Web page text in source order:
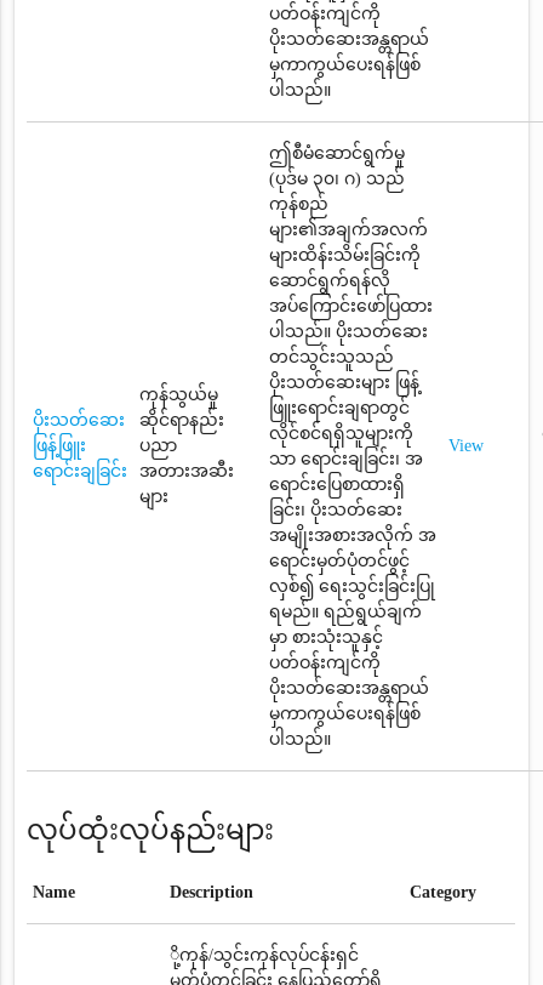
ပတ်ဝန်းကျင်ကို
ပိုးသတ်ဆေးအန္တရာယ်
မှကာကွယ်ပေးရန်ဖြစ်
ပါသည်။
ပိုးသတ်ဆေး
ဖြန့်ဖြူး
ရောင်းချခြင်း
ကုန်သွယ်မှု
ဆိုင်ရာနည်း
ပညာ
အတားအဆီး
များ
ဤစီမံဆောင်ရွက်မှု
(ပုဒ်မ ၃၀၊ ဂ) သည်
ကုန်စည်
များ၏အချက်အလက်
များထိန်းသိမ်းခြင်းကို
ဆောင်ရွက်ရန်လို
အပ်ကြောင်းဖော်ပြထား
ပါသည်။ ပိုးသတ်ဆေး
တင်သွင်းသူသည်
ပိုးသတ်ဆေးများ ဖြန့်
ဖြူးရောင်းချရာတွင်
လိုင်စင်ရရှိသူများကို
သာ ရောင်းချခြင်း၊ အ
ရောင်းပြေစာထားရှိ
ခြင်း၊ ပိုးသတ်ဆေး
အမျိုးအစားအလိုက် အ
ရောင်းမှတ်ပုံတင်ဖွင့်
လှစ်၍ ရေးသွင်းခြင်းပြု
ရမည်။ ရည်ရွယ်ချက်
မှာ စားသုံးသူနှင့်
ပတ်ဝန်းကျင်ကို
ပိုးသတ်ဆေးအန္တရာယ်
မှကာကွယ်ပေးရန်ဖြစ်
ပါသည်။
View
လုပ်ထုံးလုပ်နည်းများ
Name Description Category
ို့ကုန်/သွင်းကုန်လုပ်ငန်းရှင်
မှတ်ပုံတင်ခြင်း နေပြည်တော်ရှိ